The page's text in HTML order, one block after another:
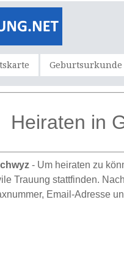
Geburtsurkunde
Heiraten in
- Um heiraten zu
Trauung stattfinden.
Email-Adresse